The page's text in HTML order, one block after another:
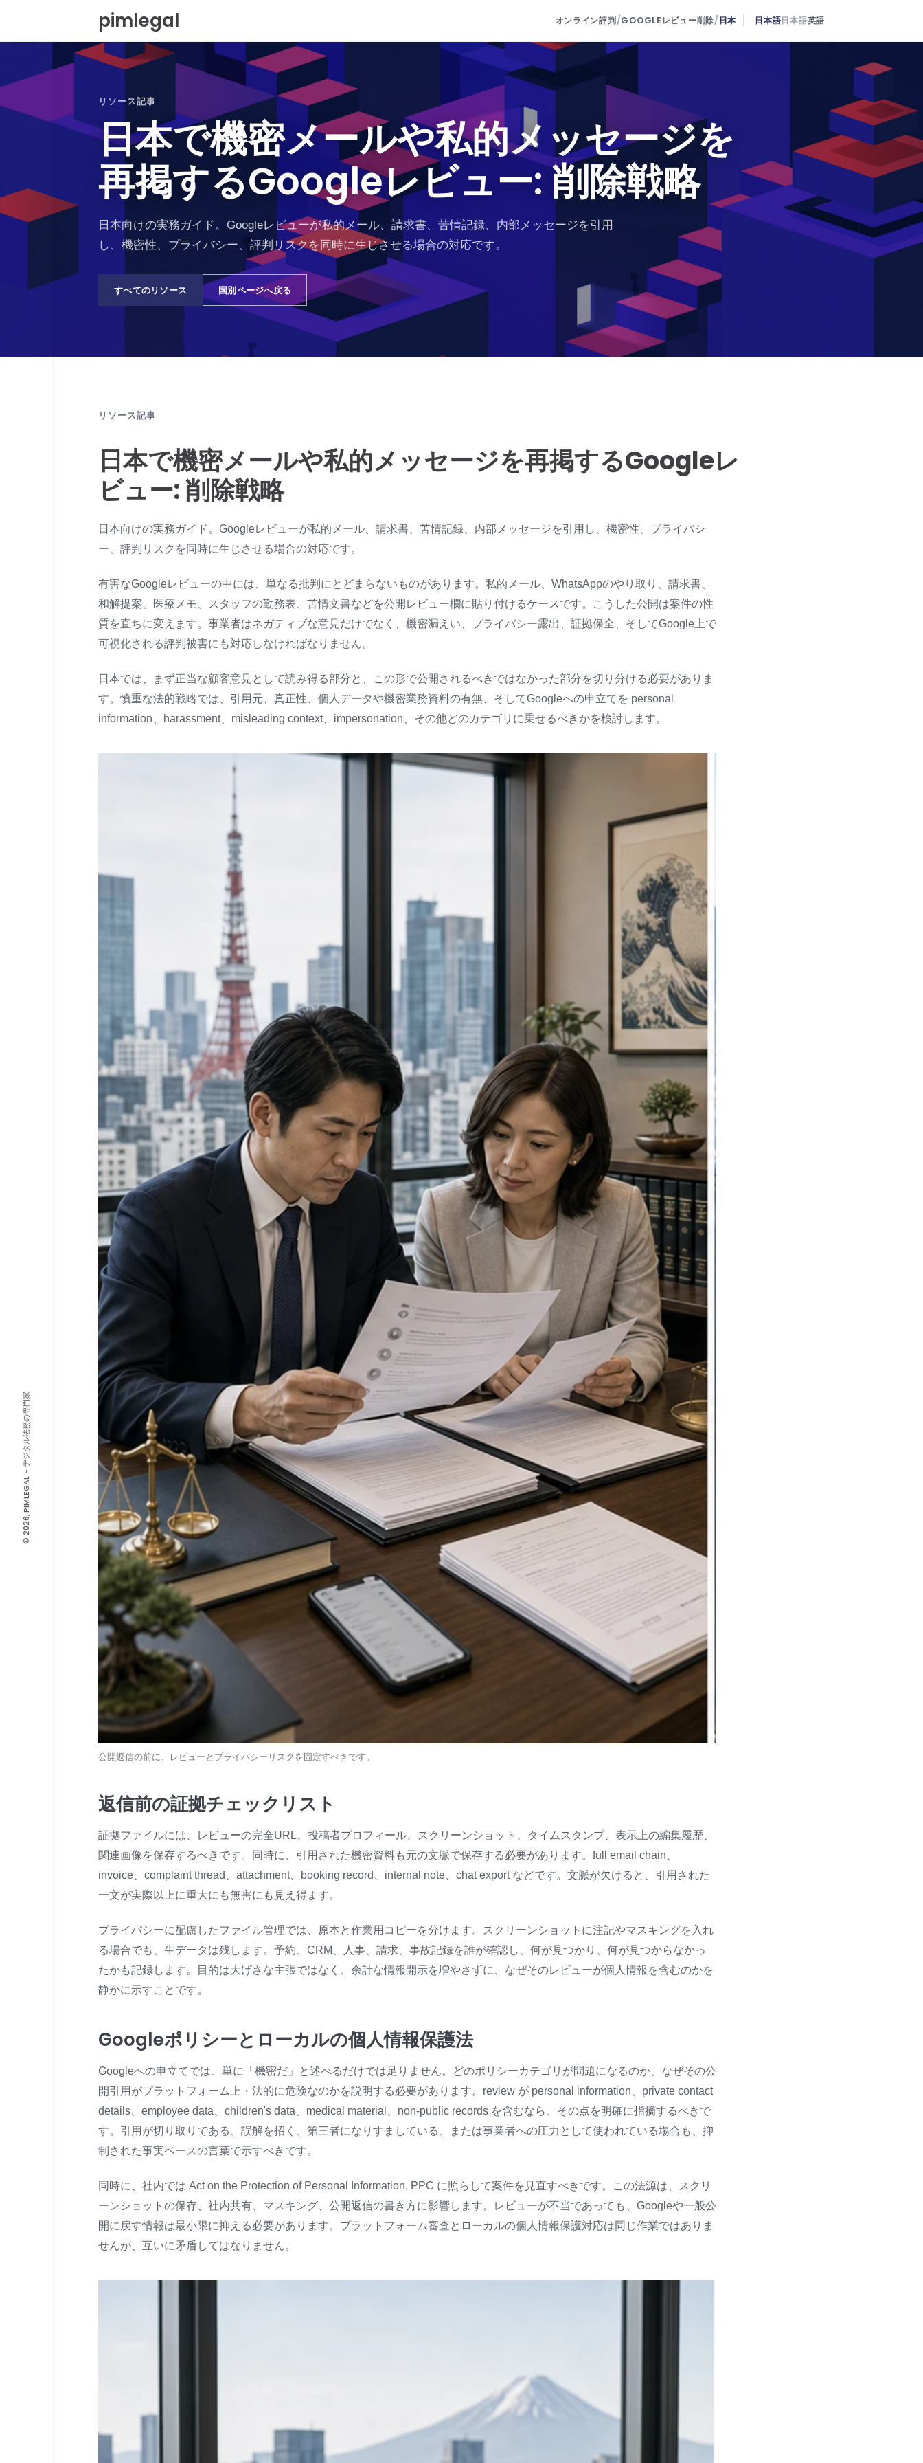
© 2026, PIMLEGAL - デジタル法務の専門家
pimlegal オンライン評判/GOOGLEレビュー削除/ 日本 日本語日本語英語
リソース記事
日本で機密メールや私的メッセージを
再掲するGoogleレビュー: 削除戦略
日本向けの実務ガイド。Googleレビューが私的メール、請求書、苦情記録、内部メッセージを引用
し、機密性、プライバシー、評判リスクを同時に生じさせる場合の対応です。
すべてのリソース 国別ページへ戻る
リソース記事
日本で機密メールや私的メッセージを再掲するGoogleレ
ビュー: 削除戦略
日本向けの実務ガイド。Googleレビューが私的メール、請求書、苦情記録、内部メッセージを引用し、機密性、プライバシ
ー、評判リスクを同時に生じさせる場合の対応です。
有害なGoogleレビューの中には、単なる批判にとどまらないものがあります。私的メール、WhatsAppのやり取り、請求書、
和解提案、医療メモ、スタッフの勤務表、苦情文書などを公開レビュー欄に貼り付けるケースです。こうした公開は案件の性
質を直ちに変えます。事業者はネガティブな意見だけでなく、機密漏えい、プライバシー露出、証拠保全、そしてGoogle上で
可視化される評判被害にも対応しなければなりません。
日本では、まず正当な顧客意見として読み得る部分と、この形で公開されるべきではなかった部分を切り分ける必要がありま
す。慎重な法的戦略では、引用元、真正性、個人データや機密業務資料の有無、そしてGoogleへの申立てを personal
information、harassment、misleading context、impersonation、その他どのカテゴリに乗せるべきかを検討します。
公開返信の前に、レビューとプライバシーリスクを固定すべきです。
返信前の証拠チェックリスト
証拠ファイルには、レビューの完全URL、投稿者プロフィール、スクリーンショット、タイムスタンプ、表示上の編集履歴、
関連画像を保存するべきです。同時に、引用された機密資料も元の文脈で保存する必要があります。full email chain、
invoice、complaint thread、attachment、booking record、internal note、chat export などです。文脈が欠けると、引用された
一文が実際以上に重大にも無害にも見え得ます。
プライバシーに配慮したファイル管理では、原本と作業用コピーを分けます。スクリーンショットに注記やマスキングを入れ
る場合でも、生データは残します。予約、CRM、人事、請求、事故記録を誰が確認し、何が見つかり、何が見つからなかっ
たかも記録します。目的は大げさな主張ではなく、余計な情報開示を増やさずに、なぜそのレビューが個人情報を含むのかを
静かに示すことです。
Googleポリシーとローカルの個人情報保護法
Googleへの申立てでは、単に「機密だ」と述べるだけでは足りません。どのポリシーカテゴリが問題になるのか、なぜその公
開引用がプラットフォーム上・法的に危険なのかを説明する必要があります。review が personal information、private contact
details、employee data、children's data、medical material、non-public records を含むなら、その点を明確に指摘するべきで
す。引用が切り取りである、誤解を招く、第三者になりすましている、または事業者への圧力として使われている場合も、抑
制された事実ベースの言葉で示すべきです。
同時に、社内では Act on the Protection of Personal Information, PPC に照らして案件を見直すべきです。この法源は、スクリ
ーンショットの保存、社内共有、マスキング、公開返信の書き方に影響します。レビューが不当であっても、Googleや一般公
開に戻す情報は最小限に抑える必要があります。プラットフォーム審査とローカルの個人情報保護対応は同じ作業ではありま
せんが、互いに矛盾してはなりません。